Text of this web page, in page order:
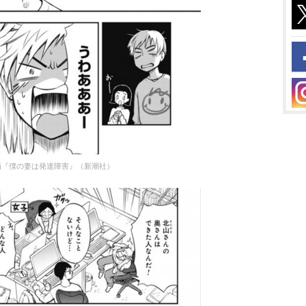
僕の妻は発達障害』（新潮社）